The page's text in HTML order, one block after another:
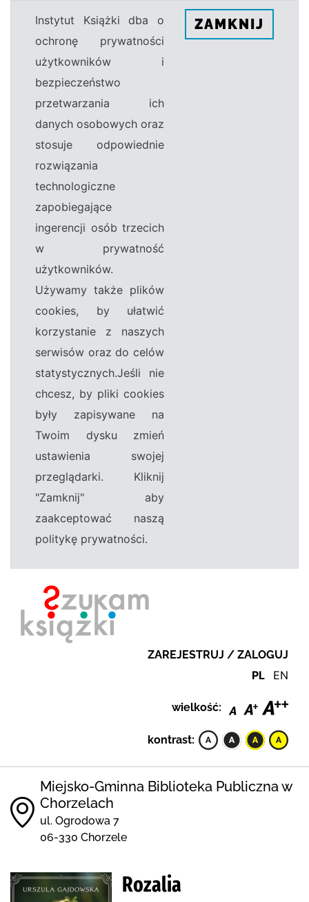
Instytut Książki dba o
ochronę prywatności
użytkowników i
bezpieczeństwo
przetwarzania ich
danych osobowych oraz
stosuje odpowiednie
rozwiązania
technologiczne
zapobiegające
ingerencji osób trzecich
w prywatność
użytkowników.
Używamy także plików
cookies, by ułatwić
korzystanie z naszych
serwisów oraz do celów
statystycznych.Jeśli nie
chcesz, by pliki cookies
były zapisywane na
Twoim dysku zmień
ustawienia swojej
przeglądarki. Kliknij
"Zamknij" aby
zaakceptować naszą
politykę prywatności.
ZAMKNIJ
ZAREJESTRUJ / ZALOGUJ
PL EN
wielkość:
kontrast:
Miejsko-Gminna Biblioteka Publiczna w
Chorzelach
ul. Ogrodowa 7
06-330 Chorzele
Rozalia